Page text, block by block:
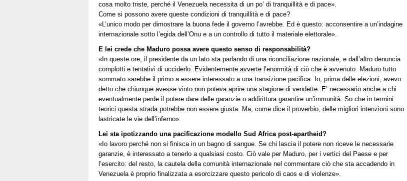
cosa molto triste, perché il Venezuela necessita di un po’ di tranquillità e di pace».
Come si possono avere queste condizioni di tranquillità e di pace?
«L’unico modo per dimostrare la buona fede il governo l’avrebbe. Ed è questo: acconsentire a un’indagine
internazionale sotto l’egida dell’Onu e a un controllo di tutto il materiale elettorale».
E lei crede che Maduro possa avere questo senso di responsabilità?
«In queste ore, il presidente da un lato sta parlando di una riconciliazione nazionale, e dall’altro denuncia
complotti e tentativi di ucciderlo. Evidentemente avverte l’enormità di ciò che è avvenuto. Maduro tutto
sommato sarebbe il primo a essere interessato a una transizione pacifica. Io, prima delle elezioni, avevo
detto che chiunque avesse vinto non poteva aprire una stagione di vendette. E’ necessario anche a chi
eventualmente perde il potere dare delle garanzie o addirittura garantire un’immunità. So che in termini
teorici questa strada potrebbe non essere giusta. Ma, come dice il proverbio, delle migliori intenzioni sono
lastricate le vie dell’inferno».
Lei sta ipotizzando una pacificazione modello Sud Africa post-apartheid?
«Io lavoro perché non si finisca in un bagno di sangue. Se chi lascia il potere non riceve le necessarie
garanzie, è interessato a tenerlo a qualsiasi costo. Ciò vale per Maduro, per i vertici del Paese e per
l’esercito: del resto, la cautela della comunità internazionale nel commentare ciò che sta accadendo in
Venezuela è proprio finalizzata a esorcizzare questo pericolo di caos e di violenze».